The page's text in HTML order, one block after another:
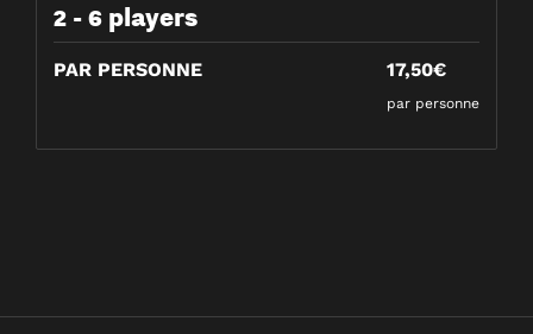
2 - 6 players
PAR PERSONNE 17,50€
par personne